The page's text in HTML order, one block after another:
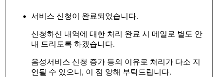
서비스 신청이 완료되었습니다.
신청하신 내역에 대한 처리 완료 시 메일로 별도 안
내 드리도록 하겠습니다.
음성서비스 신청 증가 등의 이유로 처리가 다소 지
연될 수 있으니, 이 점 양해 부탁드립니다.